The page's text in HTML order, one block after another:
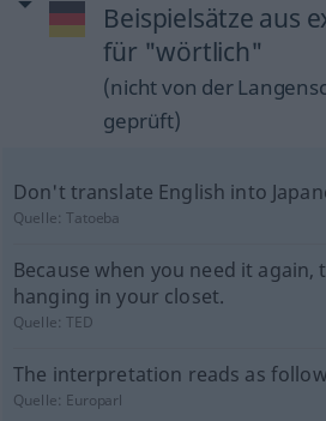
Beispielsätze aus
für "wörtlich"
(nicht von der
geprüft)
Don't translate English into
Quelle:Tatoeba
Because when you need it
hanging in your closet.
Quelle:TED
The interpretation reads as
Quelle: Europarl